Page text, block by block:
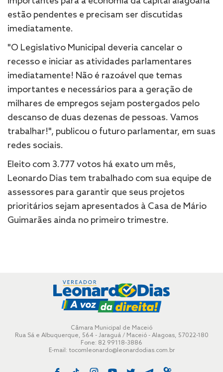
estão pendentes e precisam ser discutidas
imediatamente.
"O Legislativo Municipal deveria cancelar o
recesso e iniciar as atividades parlamentares
imediatamente! Não é razoável que temas
importantes e necessários para a geração de
milhares de empregos sejam postergados pelo
descanso de duas dezenas de pessoas. Vamos
trabalhar!", publicou o futuro parlamentar, em suas
redes sociais.
Eleito com 3.777 votos há exato um mês,
Leonardo Dias tem trabalhado com sua equipe de
assessores para garantir que seus projetos
prioritários sejam apresentados à Casa de Mário
Guimarães ainda no primeiro trimestre.
Câmara Municipal de Maceió
Rua Sá e Albuquerque, 564 - Jaraguá / Maceió - Alagoas, 57022-180
Fone: 82 99118-3886
E-mail: tocomleonardo@leonardodias.com.br